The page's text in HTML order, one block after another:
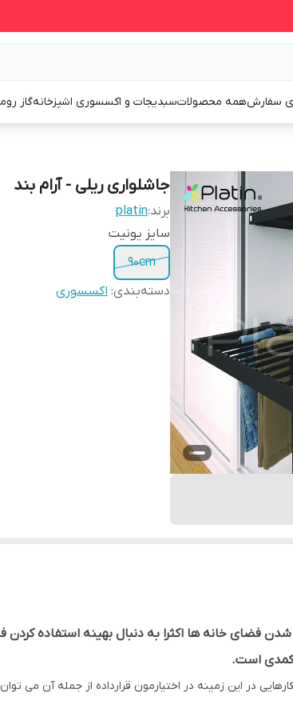
سفارشهمه محصولاتسبدیجات و اکسسوری اشپزخانهگاز
جاشلواری ریلی - آرام بند
برند:platin
سایز یونیت
90cm
دسته‌بندی: اکسسوری
شدن فضای خانه ها اکثرا به دنبال بهینه استفاده
کمدی است.
در این زمینه در اختیارمون قرارداده از جمله آن می